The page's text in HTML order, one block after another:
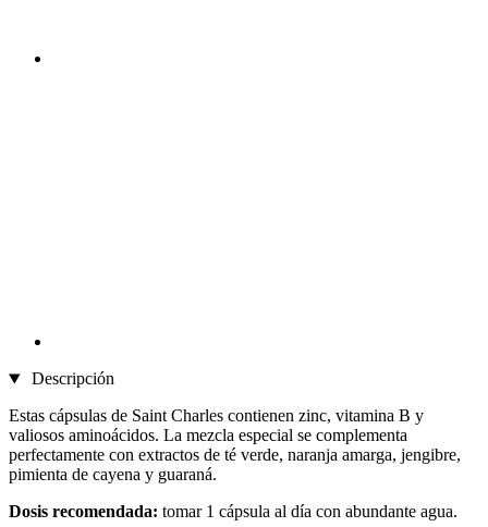
Descripción
Estas cápsulas de Saint Charles contienen zinc, vitamina B y
valiosos aminoácidos. La mezcla especial se complementa
perfectamente con extractos de té verde, naranja amarga, jengibre,
pimienta de cayena y guaraná.
Dosis recomendada: tomar 1 cápsula al día con abundante agua.